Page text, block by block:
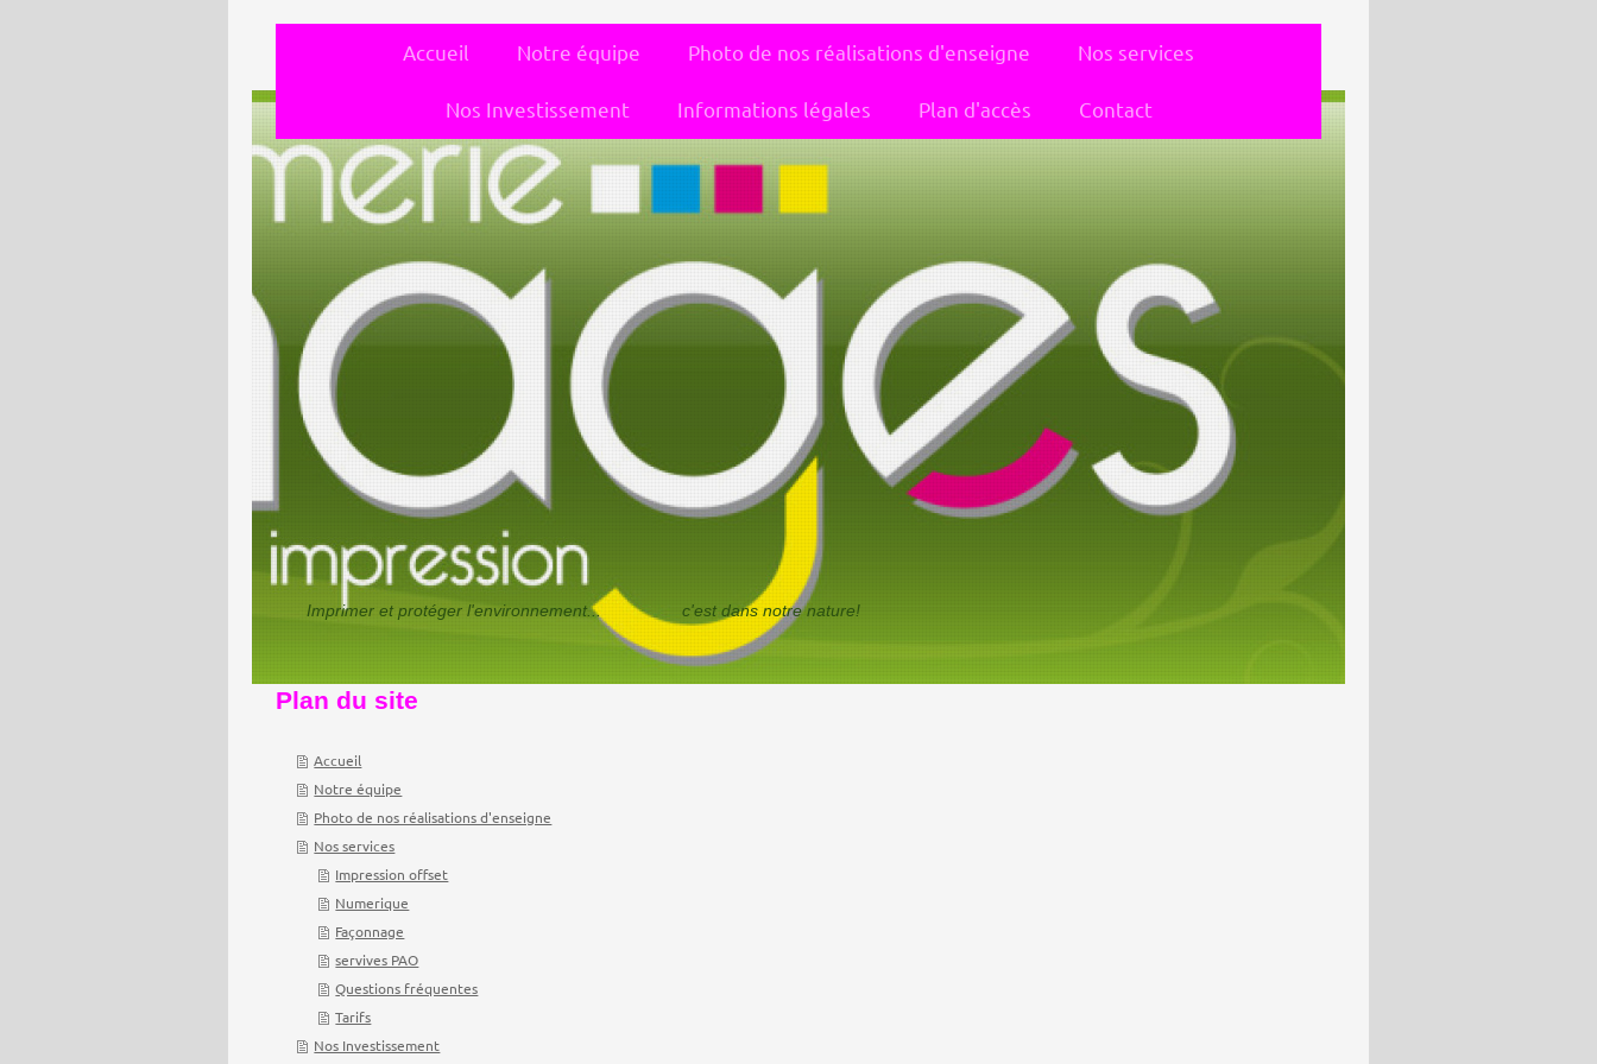
Accueil Notre équipe Photo de nos réalisations d'enseigne Nos services
Nos Investissement Informations légales Plan d'accès Contact
Imprimer et protéger l'environnement... c'est dans notre nature!
Plan du site
Accueil
Notre équipe
Photo de nos réalisations d'enseigne
Nos services
Impression offset
Numerique
Façonnage
servives PAO
Questions fréquentes
Tarifs
Nos Investissement